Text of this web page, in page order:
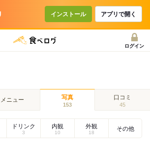
インストール アプリで開く
ログイン
メニュー 写真
153
口コミ
45
ドリンク
3
内観
10
外観
18
その他